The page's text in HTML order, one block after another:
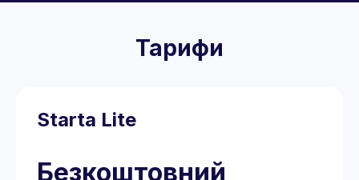
Тарифи
Starta Lite
Безкоштовний